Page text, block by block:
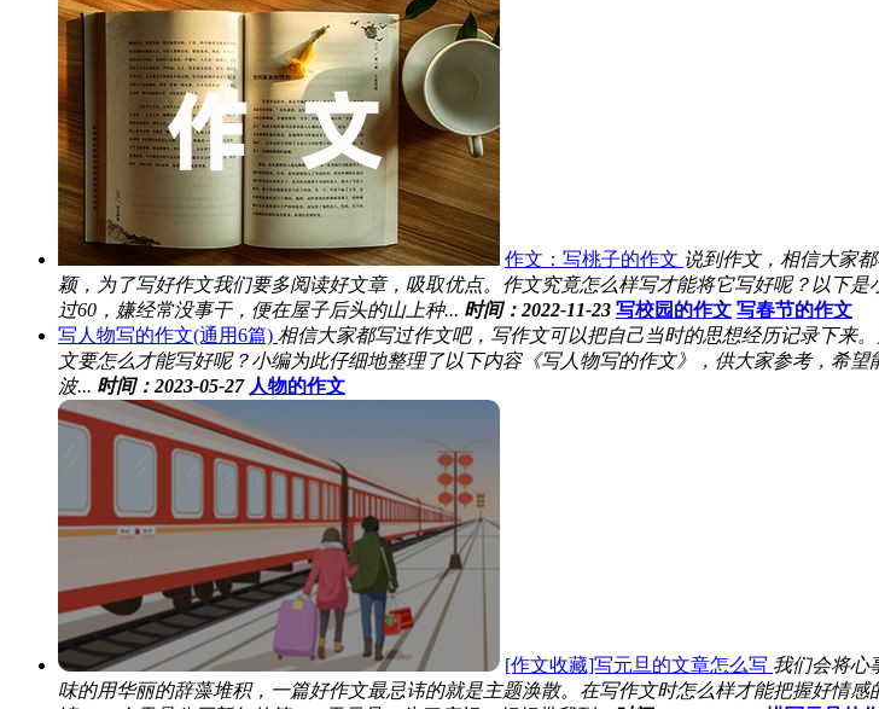
作文：写桃子的作文 说到作文，相信大家
颖，为了写好作文我们要多阅读好文章，吸取优点。作文究竟怎么样写才能将它写好呢？以下
过60，嫌经常没事干，便在屋子后头的山上种... 时间：2022-11-23 写校园的作文 写春节的作文
写人物写的作文(通用6篇) 相信大家都写过作文吧，写作文可以把自己当时的思想经历记录下来
文要怎么才能写好呢？小编为此仔细地整理了以下内容《写人物写的作文》，供大家参考，希
波... 时间：2023-05-27 人物的作文
[作文收藏]写元旦的文章怎么写 我们会将心
味的用华丽的辞藻堆积，一篇好作文最忌讳的就是主题涣散。在写作文时怎么样才能把握好情